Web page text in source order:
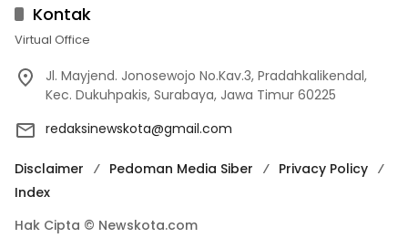
Kontak
Virtual Office
Jl. Mayjend. Jonosewojo No.Kav.3, Pradahkalikendal,
Kec. Dukuhpakis, Surabaya, Jawa Timur 60225
redaksinewskota@gmail.com
Disclaimer Pedoman Media Siber
Privacy Policy
Index
Hak Cipta © Newskota.com